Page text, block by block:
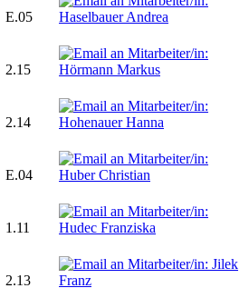
E.05
2.15
2.14
E.04
1.11
2.13